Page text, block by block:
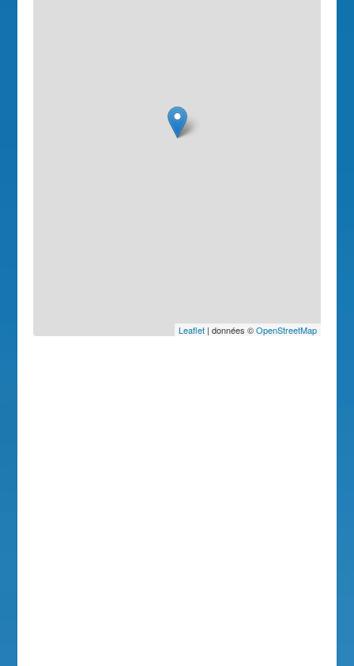
Leaflet| données ©OpenStreetMap